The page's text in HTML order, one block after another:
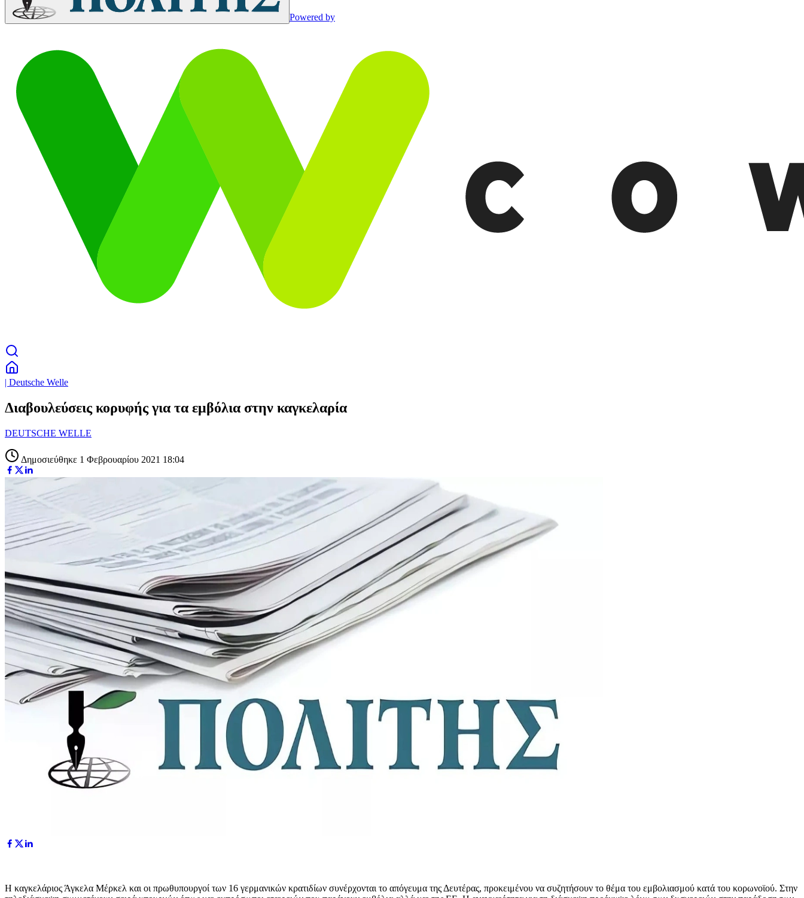
Powered by
| Deutsche Welle
Διαβουλεύσεις κορυφής για τα εμβόλια στην καγκελαρία
DEUTSCHE WELLE
Δημοσιεύθηκε 1 Φεβρουαρίου 2021 18:04
Η καγκελάριος Άγκελα Μέρκελ και οι πρωθυπουργοί των 16 γερμανικών κρατιδίων συνέρχονται το απόγευμα της Δευτέρας, προκειμένου να συζητήσουν το θέμα του εμβολιασμού κατά του κορωνοϊού. Στην